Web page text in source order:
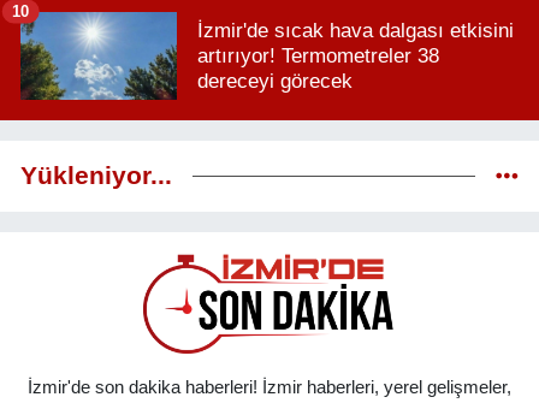
İzmir'de sıcak hava dalgası etkisini
artırıyor! Termometreler 38
dereceyi görecek
10
Yükleniyor...
İzmir'de son dakika haberleri! İzmir haberleri, yerel gelişmeler,